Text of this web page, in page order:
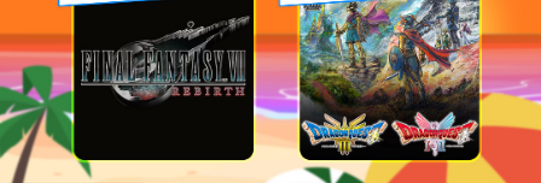
コラム
会社情報 採用情報
SQUARE ENIX サイト内検索